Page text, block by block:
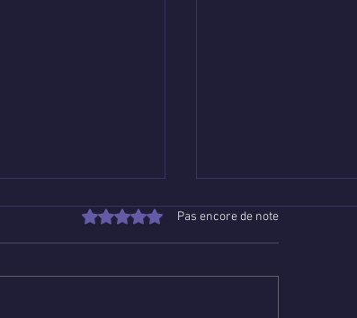
Noté 0 étoile sur 5.Pas encore de note